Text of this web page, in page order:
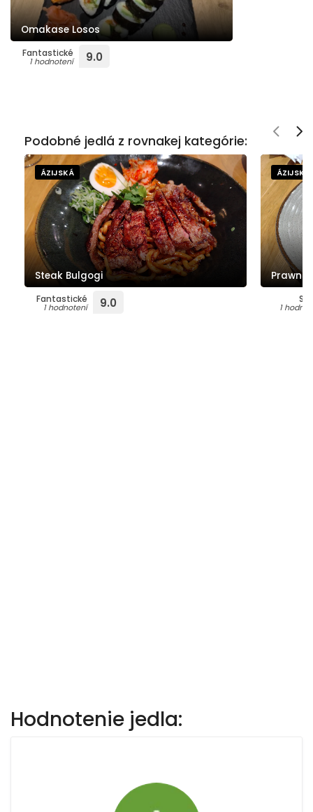
Omakase Losos
Fantastické
1 hodnotení 9.0
Podobné jedlá z rovnakej kategórie:
ÁZIJSKÁ
Steak Bulgogi
Fantastické
1 hodnotení 9.0
ÁZIJSKÁ
Prawn
1
Hodnotenie jedla: